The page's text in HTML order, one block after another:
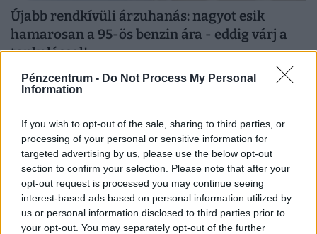
Pénzcentrum - Do Not Process My Personal
Information
If you wish to opt-out of the sale, sharing to third parties, or
processing of your personal or sensitive information for
targeted advertising by us, please use the below opt-out
section to confirm your selection. Please note that after your
opt-out request is processed you may continue seeing
interest-based ads based on personal information utilized by
us or personal information disclosed to third parties prior to
your opt-out. You may separately opt-out of the further
Újabb rendkívüli árzuhanás: nagyot esik
hamarosan a 95-ös benzin ára - eddig várj a
tankolással!
A pénteki nagykereskedelmi árcsökkentés újabb
lendületet adhat az üzemanyagárak mérséklődésének: